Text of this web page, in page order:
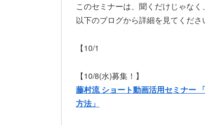
このセミナーは、聞くだけじゃなく
以下のブログから詳細を見てくださ
【10/1
【10/8(水)募集！】
藤村流 ショート動画活用セミナー
方法」